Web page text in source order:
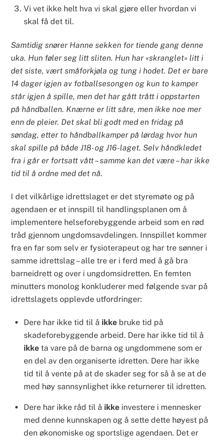
Vi vet ikke helt hva vi skal gjøre eller hvordan vi
skal få det til.
Samtidig snører Hanne sekken for tiende gang denne
uka. Hun føler seg litt sliten. Hun har «skranglet» litt i
det siste, vært småforkjøla og tung i hodet. Det er bare
14 dager igjen av fotballsesongen og kun to kamper
står igjen å spille, men det har gått trått i oppstarten
på håndballen. Knærne er litt såre, men ikke noe mer
enn de pleier. Det skal bli godt med en fridag på
søndag, etter to håndballkamper på lørdag hvor hun
skal spille på både J18- og J16-laget. Selv håndkledet
fra i går er fortsatt vått – samme kan det være – har ikke
tid til å ordne med det nå.
I det vilkårlige idrettslaget er det styremøte og på
agendaen er et innspill til handlingsplanen om å
implementere helseforebyggende arbeid som en rød
tråd gjennom ungdomsavdelingen. Innspillet kommer
fra en far som selv er fysioterapeut og har tre sønner i
samme idrettslag – alle tre er i ferd med å gå bra
barneidrett og over i ungdomsidretten. En femten
minutters monolog konkluderer med følgende svar på
idrettslagets opplevde utfordringer:
Dere har ikke tid til å ikke bruke tid på
skadeforebyggende arbeid. Dere har ikke tid til å
ikke ta vare på de barna og ungdommene som er
en del av den organiserte idretten. Dere har ikke
tid til å vente på at de skader seg for så å se at de
med høy sannsynlighet ikke returnerer til idretten.
Dere har ikke råd til å ikke investere i mennesker
med denne kunnskapen og å sette dette høyest på
den økonomiske og sportslige agendaen. Det er